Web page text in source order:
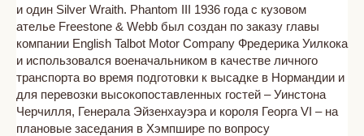
и один Silver Wraith. Phantom III 1936 года с кузовом
ателье Freestone & Webb был создан по заказу главы
компании English Talbot Motor Company Фредерика Уилкока
и использовался военачальником в качестве личного
транспорта во время подготовки к высадке в Нормандии и
для перевозки высокопоставленных гостей – Уинстона
Черчилля, Генерала Эйзенхауэра и короля Георга VI – на
плановые заседания в Хэмпшире по вопросу